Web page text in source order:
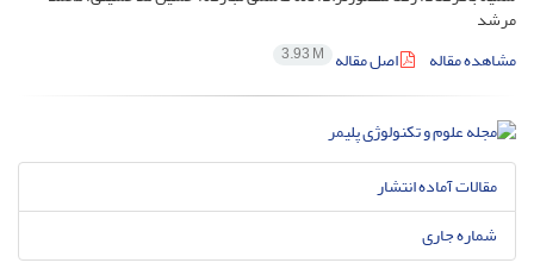
مرشد
مشاهده مقاله
اصل مقاله 3.93 M
مقالات آماده انتشار
شماره جاری